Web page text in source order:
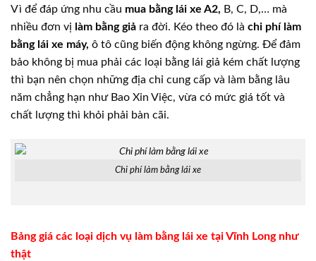
Vì để đáp ứng nhu cầu mua bằng lái xe A2, B, C, D,… mà
nhiều đơn vị làm bằng giả ra đời. Kéo theo đó là chi phí làm
bằng lái xe máy, ô tô cũng biến động không ngừng. Để đảm
bảo không bị mua phải các loại bằng lái giả kém chất lượng
thì bạn nên chọn những địa chỉ cung cấp và làm bằng lâu
năm chẳng hạn như Bao Xin Việc, vừa có mức giá tốt và
chất lượng thì khỏi phải bàn cãi.
Chi phí làm bằng lái xe
Bảng giá các loại dịch vụ làm bằng lái xe tại Vĩnh Long như
thật